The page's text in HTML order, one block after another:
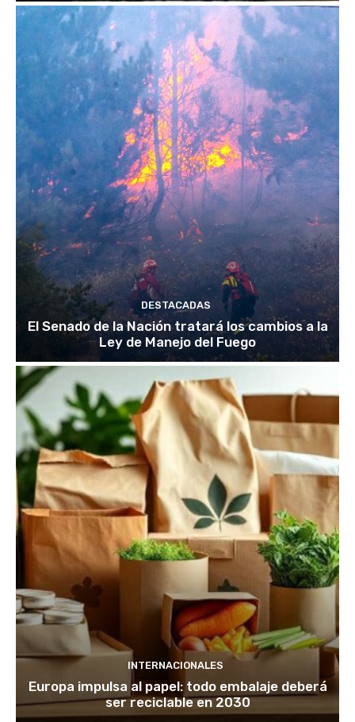
DESTACADAS
El Senado de la Nación tratará los cambios a la
Ley de Manejo del Fuego
INTERNACIONALES
Europa impulsa al papel: todo embalaje deberá
ser reciclable en 2030